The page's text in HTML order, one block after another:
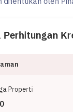
Perhitungan
Properti